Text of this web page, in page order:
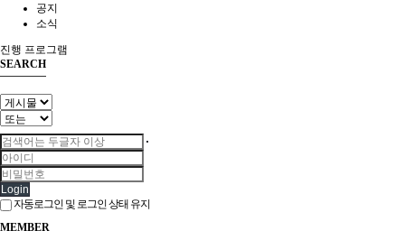
공지
소식
진행 프로그램
SEARCH
Login
자동로그인 및 로그인 상태 유지
MEMBER